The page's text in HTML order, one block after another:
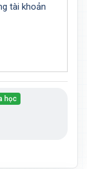
tài khoản
học